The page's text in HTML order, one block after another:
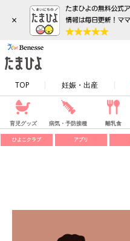
×
TOP 妊娠・出産
育児グッズ 病気・予防接種 離乳食
ひよこクラブ アプリ